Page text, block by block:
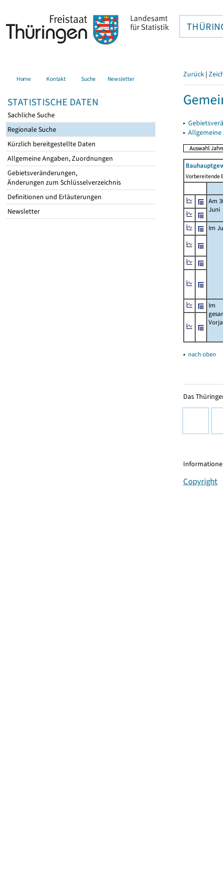
Home Kontakt Suche Newsletter
STATISTISCHE DATEN
Sachliche Suche
Regionale Suche
Kürzlich bereitgestellte Daten
Allgemeine Angaben, Zuordnungen
Gebietsveränderungen,
Änderungen zum Schlüsselverzeichnis
Definitionen und Erläuterungen
Newsletter
Zurück |
▸
▸
Vorbereitende
Am
Juni
Im
Im
▴ nach oben
Das
Copyright